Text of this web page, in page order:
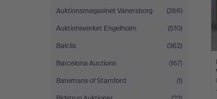
Auktionsmagasinet Vänersborg
(266)
Auktionsverket Engelholm
(510)
Balclis
(362)
Barcelona Auctions
(167)
Batemans of Stamford
(1)